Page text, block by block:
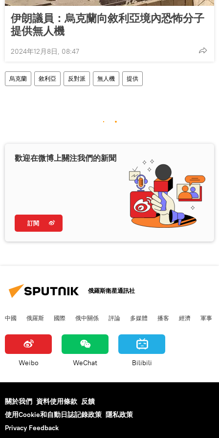
伊朗議員：烏克蘭向敘利亞境內恐怖分子
提供無人機
2024年12月8日, 08:47
烏克蘭 敘利亞 反對派 無人機 提供
歡迎在微博上關注我們的新聞
訂閱
俄羅斯衛星通訊社
中國 俄羅斯 國際 俄中關係 評論 多媒體 播客 經濟 軍事
Weibo WeChat Bilibili
關於我們 資料使用條款 反饋
使用Cookie和自動日誌記錄政策 隱私政策
Privacy Feedback